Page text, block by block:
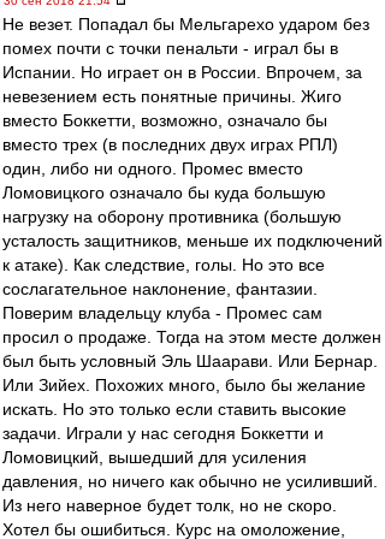
Не везет. Попадал бы Мельгарехо ударом без
помех почти с точки пенальти - играл бы в
Испании. Но играет он в России. Впрочем, за
невезением есть понятные причины. Жиго
вместо Боккетти, возможно, означало бы
вместо трех (в последних двух играх РПЛ)
один, либо ни одного. Промес вместо
Ломовицкого означало бы куда большую
нагрузку на оборону противника (большую
усталость защитников, меньше их подключений
к атаке). Как следствие, голы. Но это все
сослагательное наклонение, фантазии.
Поверим владельцу клуба - Промес сам
просил о продаже. Тогда на этом месте должен
был быть условный Эль Шаарави. Или Бернар.
Или Зийех. Похожих много, было бы желание
искать. Но это только если ставить высокие
задачи. Играли у нас сегодня Боккетти и
Ломовицкий, вышедший для усиления
давления, но ничего как обычно не усиливший.
Из него наверное будет толк, но не скоро.
Хотел бы ошибиться. Курс на омоложение,